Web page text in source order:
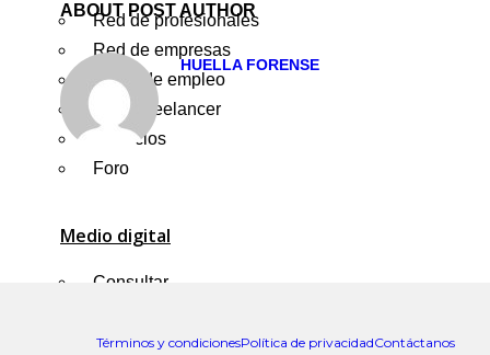
Red de profesionales
Red de empresas
Portal de empleo
Portal freelancer
Anuncios
Foro
Medio digital
Consultar
ABOUT POST AUTHOR
HUELLA FORENSE
Términos y condicionesPolítica de privacidadContáctanos